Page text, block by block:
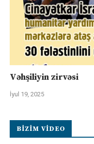
Vəhşiliyin zirvəsi
İyul 19, 2025
BIZIM VIDEO